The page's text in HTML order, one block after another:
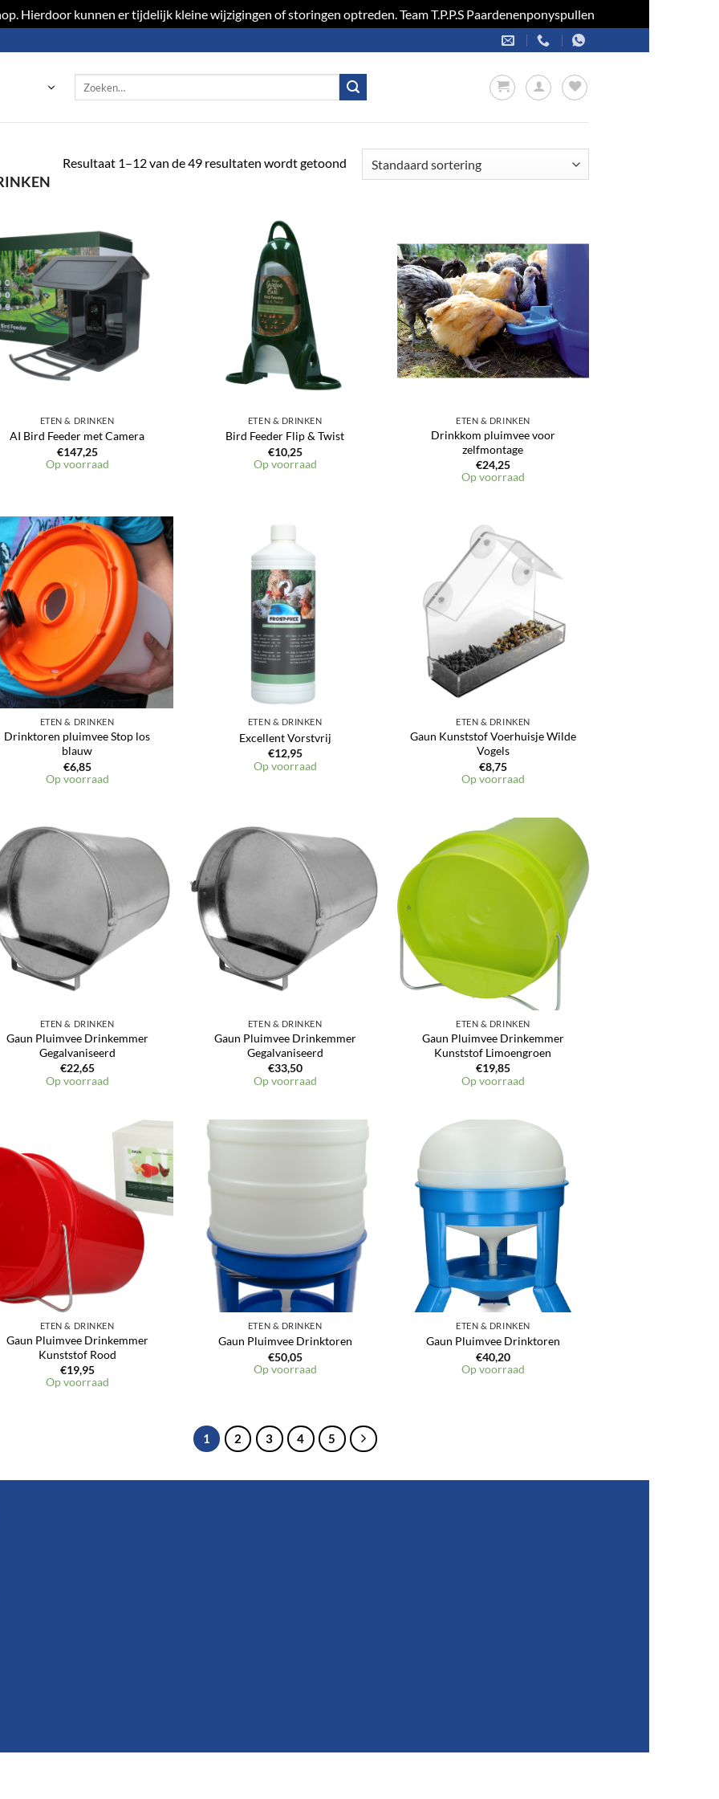
Hierdoor kunnen er tijdelijk kleine wijzigingen of storingen optreden. Team T.P.P.S Paardenenponyspullen
Resultaat 1–12 van de 49 resultaten wordt getoond
ETEN & DRINKEN
AI Bird Feeder met Camera
€147,25
Op voorraad
ETEN & DRINKEN
Bird Feeder Flip & Twist
€10,25
Op voorraad
ETEN & DRINKEN
Drinkkom pluimvee voor
zelfmontage
€24,25
Op voorraad
ETEN & DRINKEN
Drinktoren pluimvee Stop los
blauw
€6,85
Op voorraad
ETEN & DRINKEN
Excellent Vorstvrij
€12,95
Op voorraad
ETEN & DRINKEN
Gaun Kunststof Voerhuisje Wilde
Vogels
€8,75
Op voorraad
ETEN & DRINKEN
Gaun Pluimvee Drinkemmer
Gegalvaniseerd
€22,65
Op voorraad
ETEN & DRINKEN
Gaun Pluimvee Drinkemmer
Gegalvaniseerd
€33,50
Op voorraad
ETEN & DRINKEN
Gaun Pluimvee Drinkemmer
Kunststof Limoengroen
€19,85
Op voorraad
ETEN & DRINKEN
Gaun Pluimvee Drinkemmer
Kunststof Rood
€19,95
Op voorraad
ETEN & DRINKEN
Gaun Pluimvee Drinktoren
€50,05
Op voorraad
ETEN & DRINKEN
Gaun Pluimvee Drinktoren
€40,20
Op voorraad
1 2 3 4 5